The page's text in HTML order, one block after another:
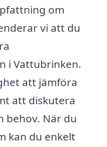
om
vi att du
i Vattubrinken.
att jämföra
att diskutera
behov. När du
kan du enkelt